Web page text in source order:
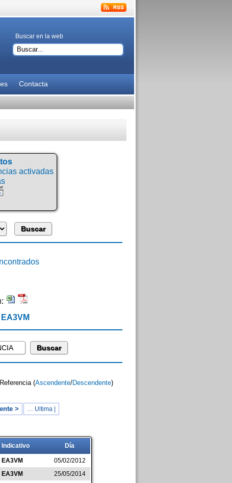
Buscar en la web
Contacta
activadas
(Ascendente/Descendente)
> … Ultima |
Indicativo Día
EA3VM
05/02/2012
EA3VM
25/05/2014